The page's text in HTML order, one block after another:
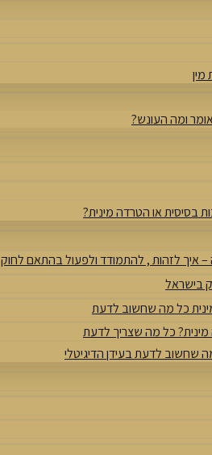
מין
ומה העונש?
בסיסית או הטרדה מינית?
איך לזהות , להתמודד ולפעול בהתאם לחוק
בישראל
כל מה שחשוב לדעת
כל מה שצריך לדעת
שחשוב לדעת בעידן הדיגיטלי